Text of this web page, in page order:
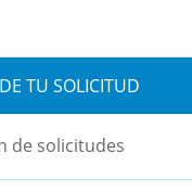
TU SOLICITUD
de solicitudes